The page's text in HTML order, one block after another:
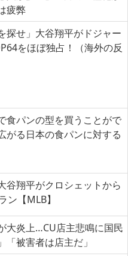
疲弊
探せ」大谷翔平がドジャー
をほぼ独占！（海外の反
食パンの型を買うことがで
がる日本の食パンに対する
谷翔平がクロシェットから
ン【MLB】
大炎上…CU店主悲鳴に国民
「被害者は店主だ」